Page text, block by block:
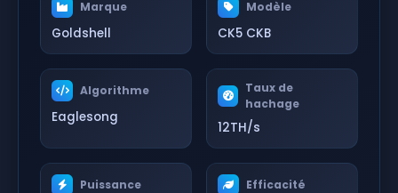
Marque
Goldshell
Modèle
CK5 CKB
Algorithme
Eaglesong
Taux de
hachage
12TH/s
Puissance Efficacité